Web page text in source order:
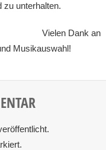
zu unterhalten.
Vielen Dank an
Musikauswahl!